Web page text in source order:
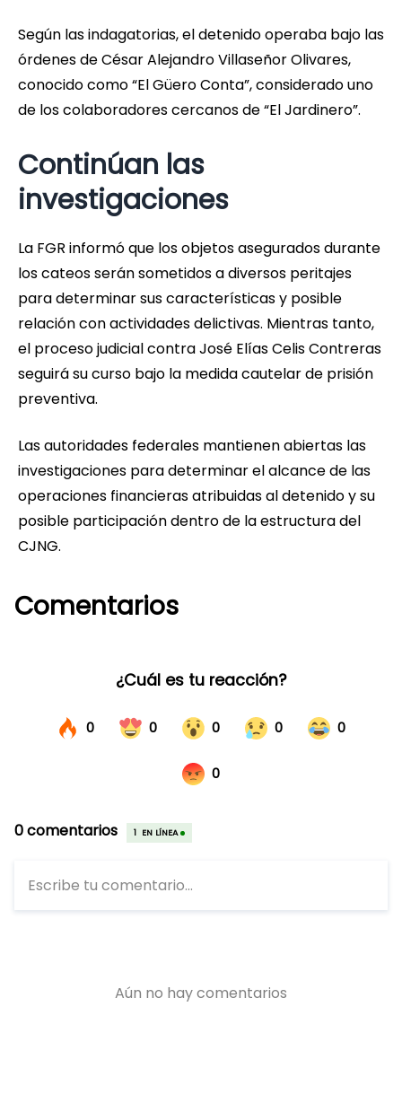
Según las indagatorias, el detenido operaba bajo las
órdenes de César Alejandro Villaseñor Olivares,
conocido como “El Güero Conta”, considerado uno
de los colaboradores cercanos de “El Jardinero”.
Continúan las
investigaciones
La FGR informó que los objetos asegurados durante
los cateos serán sometidos a diversos peritajes
para determinar sus características y posible
relación con actividades delictivas. Mientras tanto,
el proceso judicial contra José Elías Celis Contreras
seguirá su curso bajo la medida cautelar de prisión
preventiva.
Las autoridades federales mantienen abiertas las
investigaciones para determinar el alcance de las
operaciones financieras atribuidas al detenido y su
posible participación dentro de la estructura del
CJNG.
Comentarios